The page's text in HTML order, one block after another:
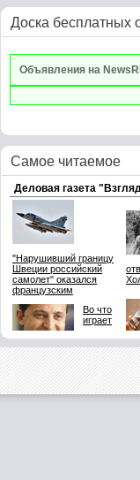
Доска бесплатных
Объявления на
Самое читаемое